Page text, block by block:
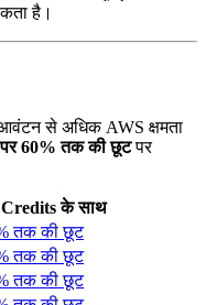
है।
से अधिक AWS क्षमता
पर 60% तक की छूटपर
के साथ
तक की छूट
तक की छूट
तक की छूट